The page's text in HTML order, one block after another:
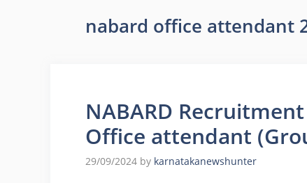
nabard office attendant
NABARD
Office attendant
29/09/2024 by karnatakanewshunter